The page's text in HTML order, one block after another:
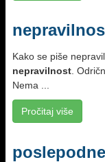
Kako se piše
nepravilnost .
Nema ...
Pročitaj više